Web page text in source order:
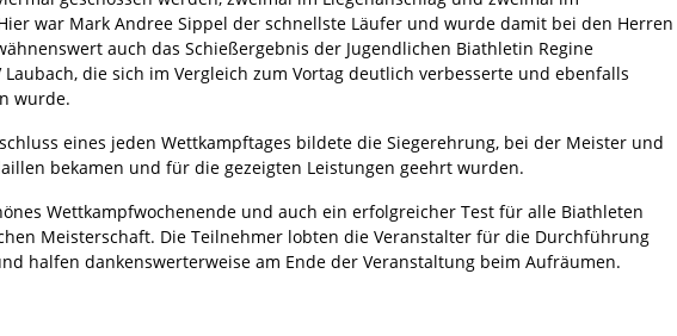
war Mark Andree Sippel der schnellste Läufer und wurde damit bei den Herren
auch das Schießergebnis der Jugendlichen Biathletin Regine
Laubach, die sich im Vergleich zum Vortag deutlich verbesserte und ebenfalls
wurde.
eines jeden Wettkampftages bildete die Siegerehrung, bei der Meister und
bekamen und für die gezeigten Leistungen geehrt wurden.
Wettkampfwochenende und auch ein erfolgreicher Test für alle Biathleten
Meisterschaft. Die Teilnehmer lobten die Veranstalter für die Durchführung
halfen dankenswerterweise am Ende der Veranstaltung beim Aufräumen.